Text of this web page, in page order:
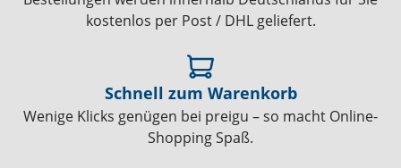
kostenlos per Post / DHL geliefert.
Schnell zum Warenkorb
Wenige Klicks genügen bei preigu – so macht Online-
Shopping Spaß.